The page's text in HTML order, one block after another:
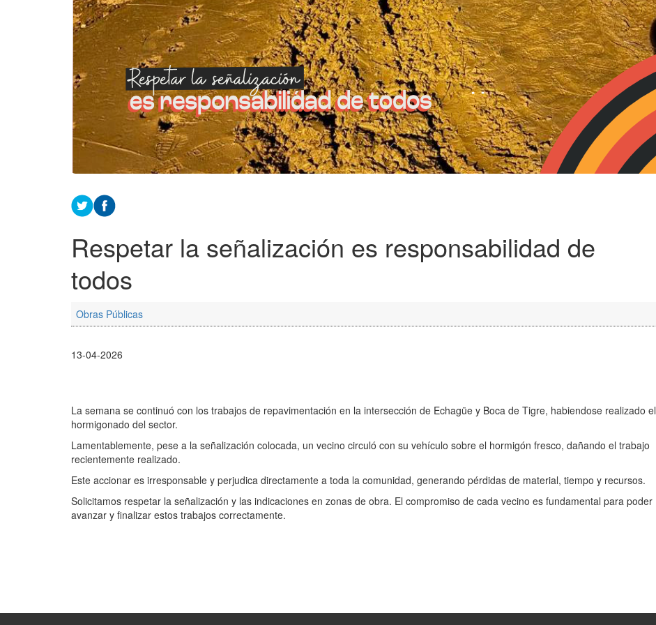
Respetar la señalización es responsabilidad de
todos
Obras Públicas
13-04-2026
La semana se continuó con los trabajos de repavimentación en la intersección de Echagüe y Boca de Tigre, habiendose realizado el
hormigonado del sector.
Lamentablemente, pese a la señalización colocada, un vecino circuló con su vehículo sobre el hormigón fresco, dañando el trabajo
recientemente realizado.
Este accionar es irresponsable y perjudica directamente a toda la comunidad, generando pérdidas de material, tiempo y recursos.
Solicitamos respetar la señalización y las indicaciones en zonas de obra. El compromiso de cada vecino es fundamental para poder
avanzar y finalizar estos trabajos correctamente.